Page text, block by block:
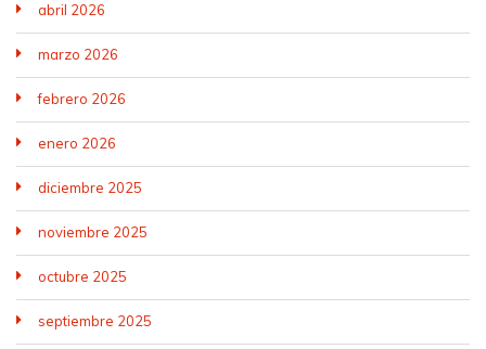
abril 2026
marzo 2026
febrero 2026
enero 2026
diciembre 2025
noviembre 2025
octubre 2025
septiembre 2025